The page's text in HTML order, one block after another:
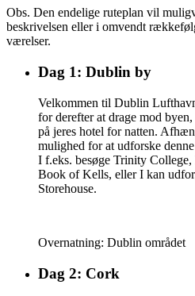
Obs. Den endelige ruteplan vil
beskrivelsen eller i omvendt
værelser.
Dag 1: Dublin by
Velkommen til Dublin
for derefter at drage mod
på jeres hotel for natten.
mulighed for at udforske
I f.eks. besøge Trinity
Book of Kells, eller I kan
Storehouse.
Overnatning: Dublin området
Dag 2: Cork